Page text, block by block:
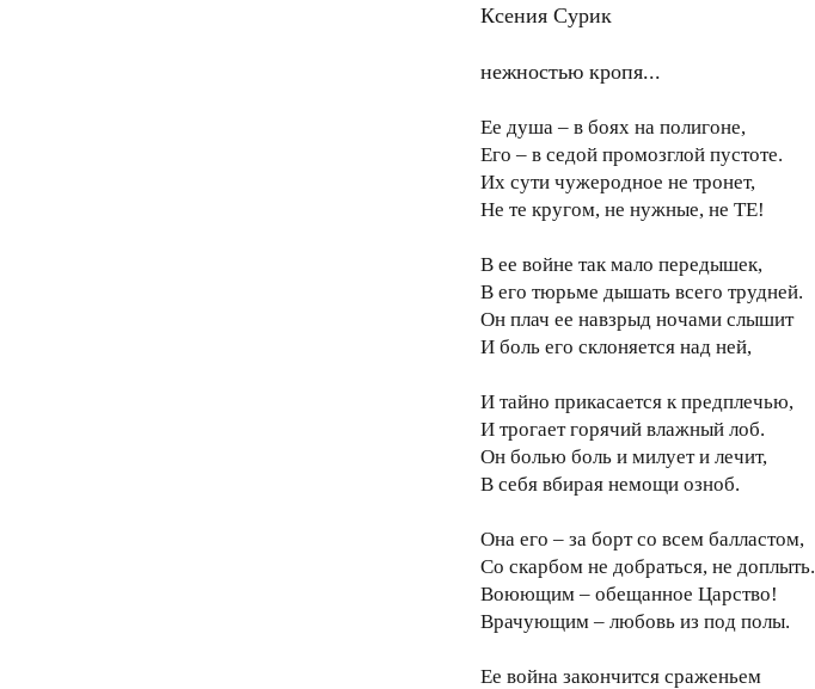
Ксения Сурик
нежностью кропя...
Ее душа – в боях на полигоне,
Его – в седой промозглой пустоте.
Их сути чужеродное не тронет,
Не те кругом, не нужные, не ТЕ!
В ее войне так мало передышек,
В его тюрьме дышать всего трудней.
Он плач ее навзрыд ночами слышит
И боль его склоняется над ней,
И тайно прикасается к предплечью,
И трогает горячий влажный лоб.
Он болью боль и милует и лечит,
В себя вбирая немощи озноб.
Она его – за борт со всем балластом,
Со скарбом не добраться, не доплыть.
Воюющим – обещанное Царство!
Врачующим – любовь из под полы.
Ее война закончится сраженьем